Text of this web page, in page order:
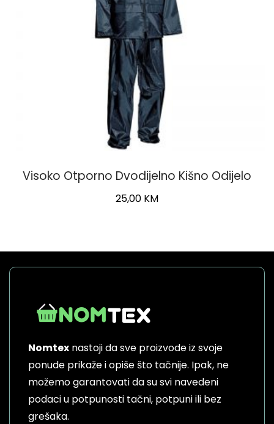
Visoko Otporno Dvodijelno Kišno Odijelo
25,00 KM
options
may
chosen
on
the
product
page
Nomtex nastoji da sve proizvode iz svoje
ponude prikaže i opiše što tačnije. Ipak, ne
možemo garantovati da su svi navedeni
podaci u potpunosti tačni, potpuni ili bez
grešaka.